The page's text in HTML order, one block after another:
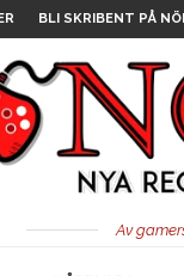
BLI SKRIBENT PÅ
Av